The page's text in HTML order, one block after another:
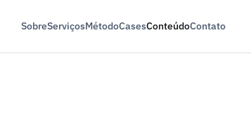
SobreServiçosMétodoCasesConteúdoContato